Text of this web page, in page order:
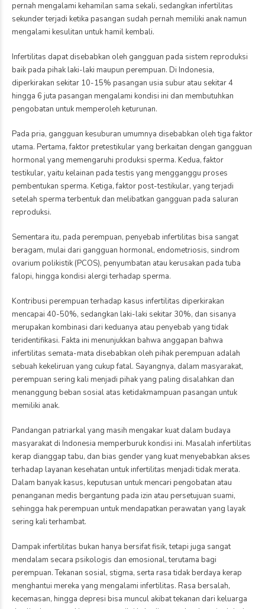
pernah mengalami kehamilan sama sekali, sedangkan infertilitas
sekunder terjadi ketika pasangan sudah pernah memiliki anak namun
mengalami kesulitan untuk hamil kembali.
Infertilitas dapat disebabkan oleh gangguan pada sistem reproduksi
baik pada pihak laki-laki maupun perempuan. Di Indonesia,
diperkirakan sekitar 10-15% pasangan usia subur atau sekitar 4
hingga 6 juta pasangan mengalami kondisi ini dan membutuhkan
pengobatan untuk memperoleh keturunan.
Pada pria, gangguan kesuburan umumnya disebabkan oleh tiga faktor
utama. Pertama, faktor pretestikular yang berkaitan dengan gangguan
hormonal yang memengaruhi produksi sperma. Kedua, faktor
testikular, yaitu kelainan pada testis yang mengganggu proses
pembentukan sperma. Ketiga, faktor post-testikular, yang terjadi
setelah sperma terbentuk dan melibatkan gangguan pada saluran
reproduksi.
Sementara itu, pada perempuan, penyebab infertilitas bisa sangat
beragam, mulai dari gangguan hormonal, endometriosis, sindrom
ovarium polikistik (PCOS), penyumbatan atau kerusakan pada tuba
falopi, hingga kondisi alergi terhadap sperma.
Kontribusi perempuan terhadap kasus infertilitas diperkirakan
mencapai 40-50%, sedangkan laki-laki sekitar 30%, dan sisanya
merupakan kombinasi dari keduanya atau penyebab yang tidak
teridentifikasi. Fakta ini menunjukkan bahwa anggapan bahwa
infertilitas semata-mata disebabkan oleh pihak perempuan adalah
sebuah kekeliruan yang cukup fatal. Sayangnya, dalam masyarakat,
perempuan sering kali menjadi pihak yang paling disalahkan dan
menanggung beban sosial atas ketidakmampuan pasangan untuk
memiliki anak.
Pandangan patriarkal yang masih mengakar kuat dalam budaya
masyarakat di Indonesia memperburuk kondisi ini. Masalah infertilitas
kerap dianggap tabu, dan bias gender yang kuat menyebabkan akses
terhadap layanan kesehatan untuk infertilitas menjadi tidak merata.
Dalam banyak kasus, keputusan untuk mencari pengobatan atau
penanganan medis bergantung pada izin atau persetujuan suami,
sehingga hak perempuan untuk mendapatkan perawatan yang layak
sering kali terhambat.
Dampak infertilitas bukan hanya bersifat fisik, tetapi juga sangat
mendalam secara psikologis dan emosional, terutama bagi
perempuan. Tekanan sosial, stigma, serta rasa tidak berdaya kerap
menghantui mereka yang mengalami infertilitas. Rasa bersalah,
kecemasan, hingga depresi bisa muncul akibat tekanan dari keluarga